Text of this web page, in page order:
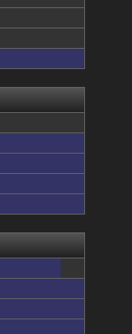
・...
ちゃ...
☆彡
5c...